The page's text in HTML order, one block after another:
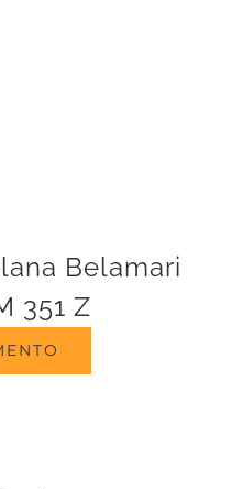
Belamari
351 Z